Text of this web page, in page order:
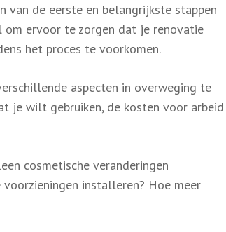
van de eerste en belangrijkste stappen
om ervoor te zorgen dat je renovatie
het proces te voorkomen.
aspecten in overweging te
je wilt gebruiken, de kosten voor arbeid
cosmetische veranderingen
installeren? Hoe meer